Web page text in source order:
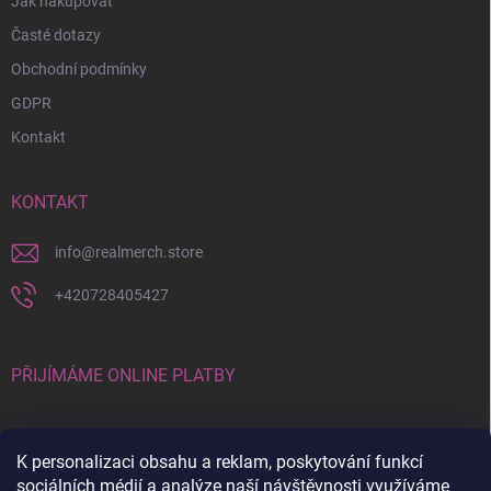
K personalizaci obsahu a reklam, poskytování funkcí
sociálních médií a analýze naší návštěvnosti využíváme
Časté dotazy
Obchodní podmínky
GDPR
Kontakt
KONTAKT
info@realmerch.store
+420728405427
PŘIJÍMÁME ONLINE PLATBY